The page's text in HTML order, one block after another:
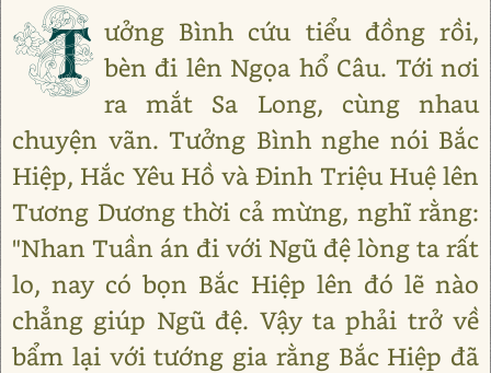
T ưởng Bình cứu tiểu đồng rồi,
bèn đi lên Ngọa hổ Câu. Tới nơi
ra mắt Sa Long, cùng nhau
chuyện vãn. Tưởng Bình nghe nói Bắc
Hiệp, Hắc Yêu Hồ và Đinh Triệu Huệ lên
Tương Dương thời cả mừng, nghĩ rằng:
"Nhan Tuần án đi với Ngũ đệ lòng ta rất
lo, nay có bọn Bắc Hiệp lên đó lẽ nào
chẳng giúp Ngũ đệ. Vậy ta phải trở về
bẩm lại với tướng gia rằng Bắc Hiệp đã